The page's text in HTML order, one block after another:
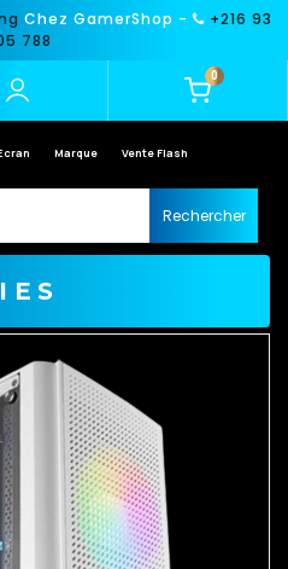
Chez GamerShop -
+216 93
788
0
Marque Vente Flash
Rechercher